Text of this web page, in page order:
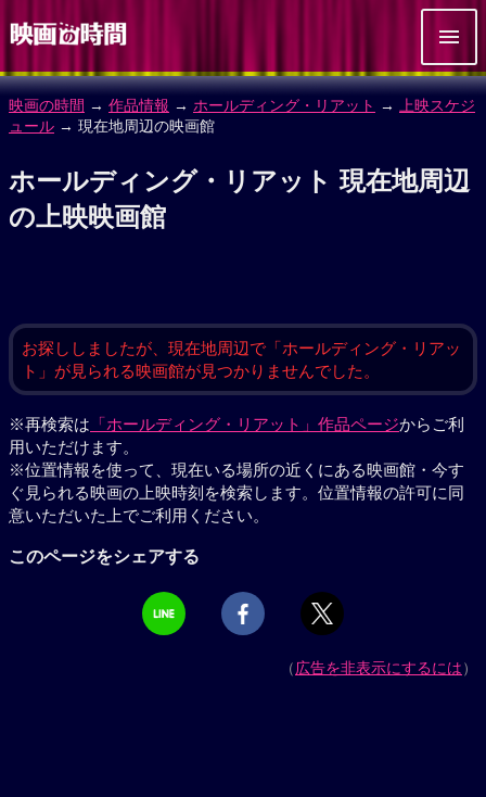
映画の時間 → 作品情報 → ホールディング・リアット →
上映スケジ
ュール → 現在地周辺の映画館
ホールディング・リアット 現在地周辺
の上映映画館
お探ししましたが、現在地周辺で「ホールディング・リアッ
ト」が見られる映画館が見つかりませんでした。
※再検索は 「ホールディング・リアット」作品ページからご利
用いただけます。
※位置情報を使って、現在いる場所の近くにある映画館・今す
ぐ見られる映画の上映時刻を検索します。位置情報の許可に同
意いただいた上でご利用ください。
このページをシェアする
（広告を非表示にするには）